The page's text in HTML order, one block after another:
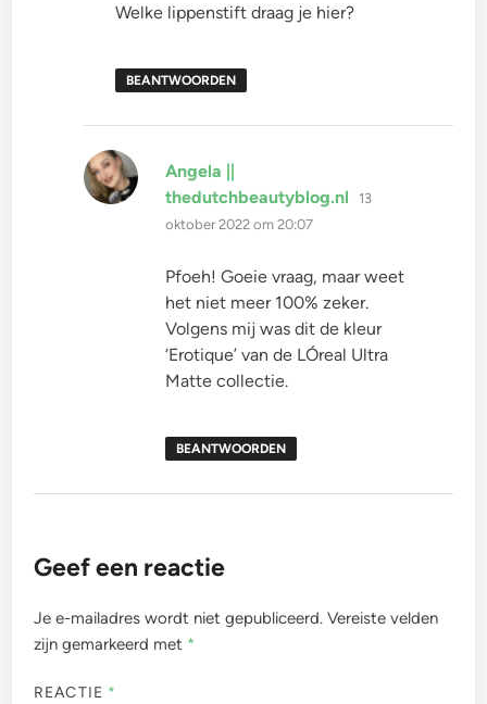
Welke lippenstift draag je hier?
BEANTWOORDEN
Angela ||
thedutchbeautyblog.nl schreef:
13
oktober 2022 om 20:07
Pfoeh! Goeie vraag, maar weet
het niet meer 100% zeker.
Volgens mij was dit de kleur
‘Erotique’ van de LÓreal Ultra
Matte collectie.
BEANTWOORDEN
Geef een reactie
Je e-mailadres wordt niet gepubliceerd. Vereiste velden
zijn gemarkeerd met *
REACTIE *